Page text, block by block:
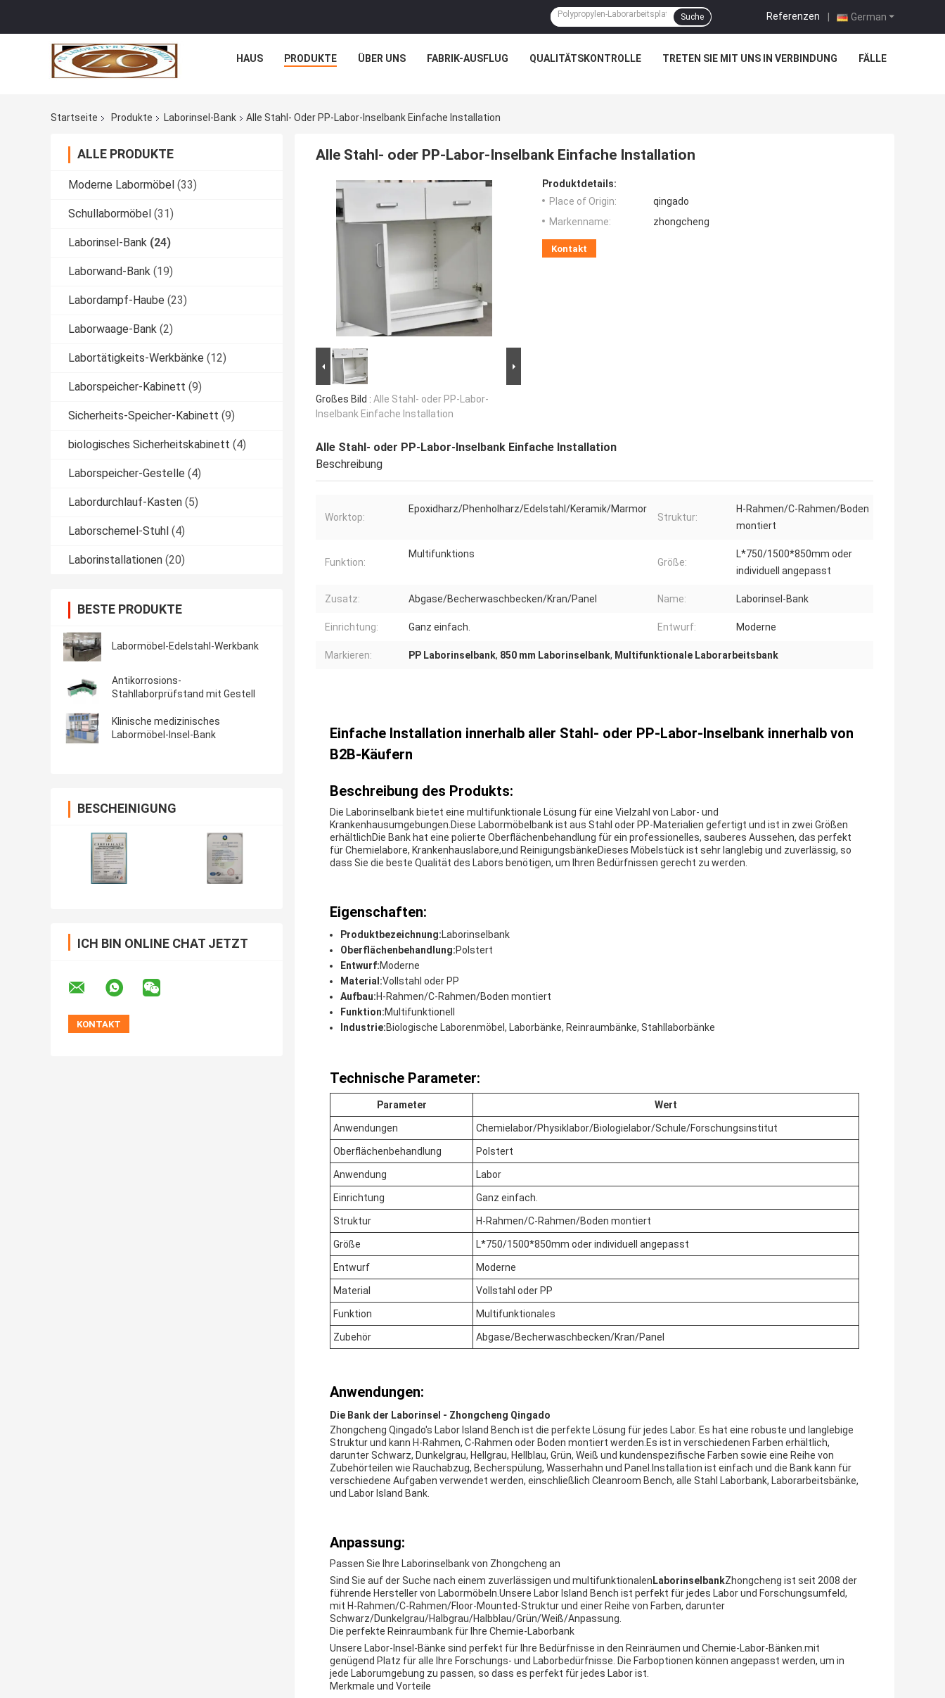
German
Referenzen |
Suche
HAUS PRODUKTE ÜBER UNS FABRIK-AUSFLUG QUALITÄTSKONTROLLE TRETEN SIE MIT UNS IN VERBINDUNG FÄLLE
Startseite Produkte Laborinsel-Bank Alle Stahl- Oder PP-Labor-Inselbank Einfache Installation
ALLE PRODUKTE
Moderne Labormöbel (33)
Schullabormöbel (31)
Laborinsel-Bank (24)
Laborwand-Bank (19)
Labordampf-Haube (23)
Laborwaage-Bank (2)
Labortätigkeits-Werkbänke (12)
Laborspeicher-Kabinett (9)
Sicherheits-Speicher-Kabinett (9)
biologisches Sicherheitskabinett (4)
Laborspeicher-Gestelle (4)
Labordurchlauf-Kasten (5)
Laborschemel-Stuhl (4)
Laborinstallationen (20)
BESTE PRODUKTE
Labormöbel-Edelstahl-Werkbank
Antikorrosions-
Stahllaborprüfstand mit Gestell
Klinische medizinisches
Labormöbel-Insel-Bank
BESCHEINIGUNG
ICH BIN ONLINE CHAT JETZT
Alle Stahl- oder PP-Labor-Inselbank Einfache Installation
Großes Bild : Alle Stahl- oder PP-Labor-
Inselbank Einfache Installation
Produktdetails:
Place of Origin:
qingado
Markenname:
zhongcheng
Kontakt
Alle Stahl- oder PP-Labor-Inselbank Einfache Installation
Beschreibung
Worktop:
Epoxidharz/Phenholharz/Edelstahl/Keramik/Marmor
Struktur:
H-Rahmen/C-Rahmen/Boden
montiert
Funktion:
Multifunktions
Größe:
L*750/1500*850mm oder
individuell angepasst
Zusatz: Abgase/Becherwaschbecken/Kran/Panel Name: Laborinsel-Bank
Einrichtung: Ganz einfach. Entwurf: Moderne
Markieren: PP Laborinselbank, 850 mm Laborinselbank, Multifunktionale Laborarbeitsbank
Einfache Installation innerhalb aller Stahl- oder PP-Labor-Inselbank innerhalb von
B2B-Käufern
Beschreibung des Produkts:
Die Laborinselbank bietet eine multifunktionale Lösung für eine Vielzahl von Labor- und
Krankenhausumgebungen.Diese Labormöbelbank ist aus Stahl oder PP-Materialien gefertigt und ist in zwei Größen
erhältlichDie Bank hat eine polierte Oberflächenbehandlung für ein professionelles, sauberes Aussehen, das perfekt
für Chemielabore, Krankenhauslabore,und ReinigungsbänkeDieses Möbelstück ist sehr langlebig und zuverlässig, so
dass Sie die beste Qualität des Labors benötigen, um Ihren Bedürfnissen gerecht zu werden.
Eigenschaften:
Produktbezeichnung:Laborinselbank
Oberflächenbehandlung:Polstert
Entwurf:Moderne
Material:Vollstahl oder PP
Aufbau:H-Rahmen/C-Rahmen/Boden montiert
Funktion:Multifunktionell
Industrie:Biologische Laborenmöbel, Laborbänke, Reinraumbänke, Stahllaborbänke
Technische Parameter:
Parameter Wert
Anwendungen Chemielabor/Physiklabor/Biologielabor/Schule/Forschungsinstitut
Oberflächenbehandlung Polstert
Anwendung Labor
Einrichtung Ganz einfach.
Struktur H-Rahmen/C-Rahmen/Boden montiert
Größe L*750/1500*850mm oder individuell angepasst
Entwurf Moderne
Material Vollstahl oder PP
Funktion Multifunktionales
Zubehör Abgase/Becherwaschbecken/Kran/Panel
Anwendungen:
Die Bank der Laborinsel - Zhongcheng Qingado
Zhongcheng Qingado's Labor Island Bench ist die perfekte Lösung für jedes Labor. Es hat eine robuste und langlebige
Struktur und kann H-Rahmen, C-Rahmen oder Boden montiert werden.Es ist in verschiedenen Farben erhältlich,
darunter Schwarz, Dunkelgrau, Hellgrau, Hellblau, Grün, Weiß und kundenspezifische Farben sowie eine Reihe von
Zubehörteilen wie Rauchabzug, Becherspülung, Wasserhahn und Panel.Installation ist einfach und die Bank kann für
verschiedene Aufgaben verwendet werden, einschließlich Cleanroom Bench, alle Stahl Laborbank, Laborarbeitsbänke,
und Labor Island Bank.
Anpassung:
Passen Sie Ihre Laborinselbank von Zhongcheng an
Sind Sie auf der Suche nach einem zuverlässigen und multifunktionalen LaborinselbankZhongcheng ist seit 2008 der
führende Hersteller von Labormöbeln.Unsere Labor Island Bench ist perfekt für jedes Labor und Forschungsumfeld,
mit H-Rahmen/C-Rahmen/Floor-Mounted-Struktur und einer Reihe von Farben, darunter
Schwarz/Dunkelgrau/Halbgrau/Halbblau/Grün/Weiß/Anpassung.
Die perfekte Reinraumbank für Ihre Chemie-Laborbank
Unsere Labor-Insel-Bänke sind perfekt für Ihre Bedürfnisse in den Reinräumen und Chemie-Labor-Bänken.mit
genügend Platz für alle Ihre Forschungs- und Laborbedürfnisse. Die Farboptionen können angepasst werden, um in
jede Laborumgebung zu passen, so dass es perfekt für jedes Labor ist.
Merkmale und Vorteile